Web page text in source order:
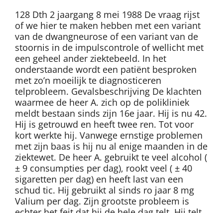
128 Dth 2 jaargang 8 mei 1988 De vraag rijst
of we hier te maken hebben met een variant
van de dwangneurose of een variant van de
stoornis in de impulscontrole of wellicht met
een geheel ander ziektebeeld. In het
onderstaande wordt een patiënt besproken
met zo’n moeilijk te diagnosticeren
telprobleem. Gevalsbeschrijving De klachten
waarmee de heer A. zich op de polikliniek
meldt bestaan sinds zijn 16e jaar. Hij is nu 42.
Hij is getrouwd en heeft twee ren. Tot voor
kort werkte hij. Vanwege ernstige problemen
met zijn baas is hij nu al enige maanden in de
ziektewet. De heer A. gebruikt te veel alcohol (
± 9 consumpties per dag), rookt veel ( ± 40
sigaretten per dag) en heeft last van een
schud tic. Hij gebruikt al sinds ro jaar 8 mg
Valium per dag. Zijn grootste probleem is